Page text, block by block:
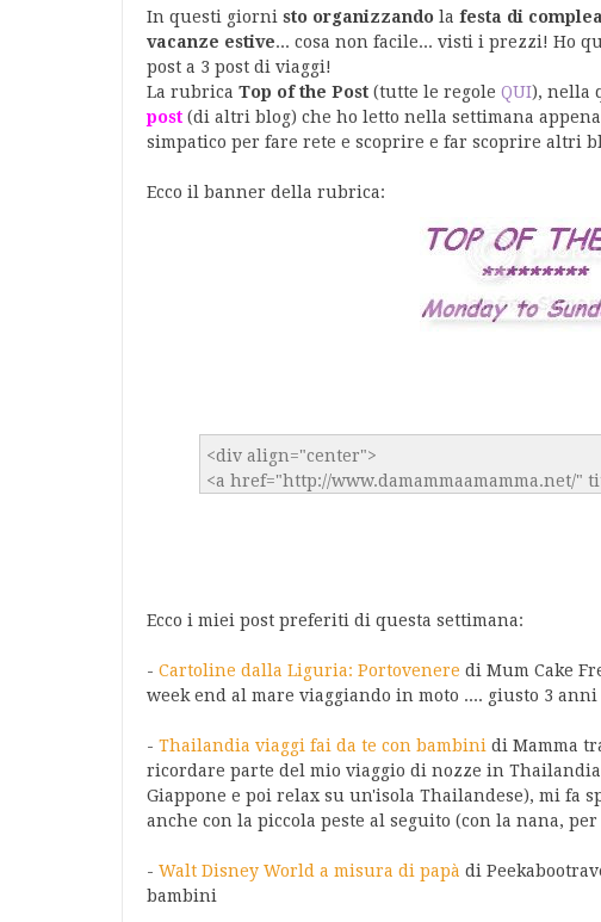
In questi giorni sto organizzando la festa di
vacanze estive... cosa non facile... visti i prezzi! Ho
post a 3 post di viaggi!
La rubrica Top of the Post (tutte le regole QUI), nella
post (di altri blog) che ho letto nella settimana
simpatico per fare rete e scoprire e far scoprire altri
Ecco il banner della rubrica:
Ecco i miei post preferiti di questa settimana:
- Cartoline dalla Liguria: Portovenere di Mum Cake
week end al mare viaggiando in moto .... giusto 3
- Thailandia viaggi fai da te con bambini di Mamma
ricordare parte del mio viaggio di nozze in
Giappone e poi relax su un'isola Thailandese), mi fa
anche con la piccola peste al seguito (con la nana,
- Walt Disney World a misura di papà di
bambini